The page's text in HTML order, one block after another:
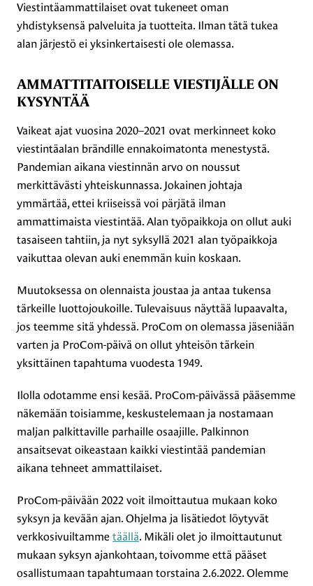
Viestintäammattilaiset ovat tukeneet oman
yhdistyksensä palveluita ja tuotteita. Ilman tätä tukea
alan järjestö ei yksinkertaisesti ole olemassa.
AMMATTITAITOISELLE VIESTIJÄLLE ON
KYSYNTÄÄ
Vaikeat ajat vuosina 2020–2021 ovat merkinneet koko
viestintäalan brändille ennakoimatonta menestystä.
Pandemian aikana viestinnän arvo on noussut
merkittävästi yhteiskunnassa. Jokainen johtaja
ymmärtää, ettei kriiseissä voi pärjätä ilman
ammattimaista viestintää. Alan työpaikkoja on ollut auki
tasaiseen tahtiin, ja nyt syksyllä 2021 alan työpaikkoja
vaikuttaa olevan auki enemmän kuin koskaan.
Muutoksessa on olennaista joustaa ja antaa tukensa
tärkeille luottojoukoille. Tulevaisuus näyttää lupaavalta,
jos teemme sitä yhdessä. ProCom on olemassa jäseniään
varten ja ProCom-päivä on ollut yhteisön tärkein
yksittäinen tapahtuma vuodesta 1949.
Ilolla odotamme ensi kesää. ProCom-päivässä pääsemme
näkemään toisiamme, keskustelemaan ja nostamaan
maljan palkittaville parhaille osaajille. Palkinnon
ansaitsevat oikeastaan kaikki viestintää pandemian
aikana tehneet ammattilaiset.
ProCom-päivään 2022 voit ilmoittautua mukaan koko
syksyn ja kevään ajan. Ohjelma ja lisätiedot löytyvät
verkkosivuiltamme täällä. Mikäli olet jo ilmoittautunut
mukaan syksyn ajankohtaan, toivomme että pääset
osallistumaan tapahtumaan torstaina 2.6.2022. Olemme